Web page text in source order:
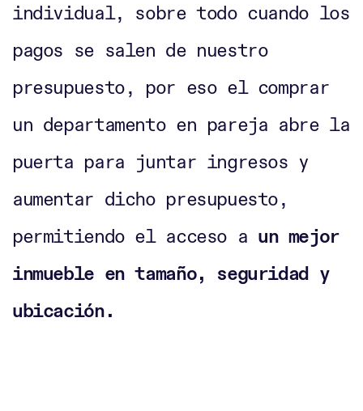
individual, sobre todo cuando los
pagos se salen de nuestro
presupuesto, por eso el comprar
un departamento en pareja abre la
puerta para juntar ingresos y
aumentar dicho presupuesto,
permitiendo el acceso a un mejor
inmueble en tamaño, seguridad y
ubicación.